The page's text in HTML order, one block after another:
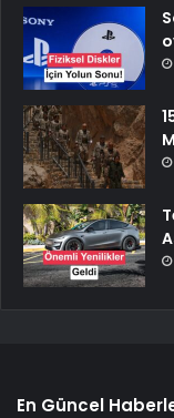
En Güncel